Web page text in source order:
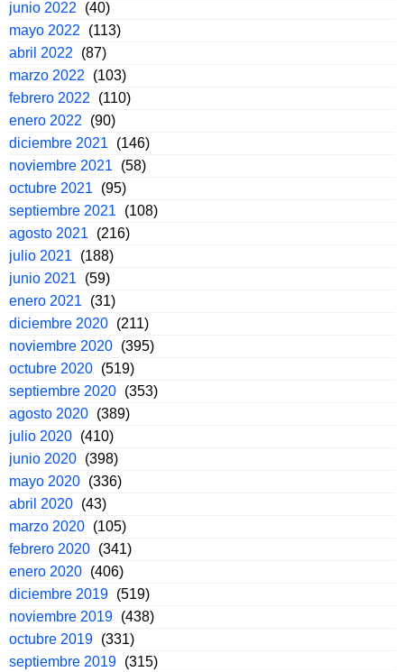
junio 2022
(40)
mayo 2022
(113)
abril 2022
(87)
marzo 2022
(103)
febrero 2022
(110)
enero 2022
(90)
diciembre 2021
(146)
noviembre 2021
(58)
octubre 2021
(95)
septiembre 2021
(108)
agosto 2021
(216)
julio 2021
(188)
junio 2021
(59)
enero 2021
(31)
diciembre 2020 (211)
noviembre 2020 (395)
octubre 2020 (519)
septiembre 2020 (353)
agosto 2020 (389)
julio 2020 (410)
junio 2020 (398)
mayo 2020 (336)
abril 2020 (43)
marzo 2020 (105)
febrero 2020 (341)
enero 2020 (406)
diciembre 2019 (519)
noviembre 2019 (438)
octubre 2019 (331)
septiembre 2019 (315)